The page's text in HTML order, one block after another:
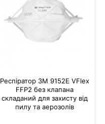
Респіратор 3M 9152E VFlex
FFP2 без клапана
складаний для захисту від
пилу та аерозолів